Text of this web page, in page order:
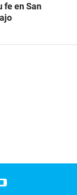
fe en San